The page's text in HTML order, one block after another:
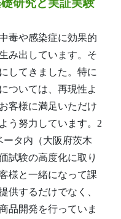
研究と実証実験
毒や感染症に効果的
み出しています。そ
してきました。特に
ついては、再現性よ
客様に満足いただけ
う努力しています。2
ータ内（大阪府茨木
試験の高度化に取り
様と一緒になって課
供するだけでなく、
品開発を行っていま